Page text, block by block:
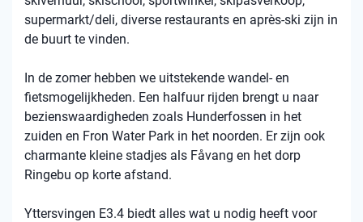
supermarkt/deli, diverse restaurants en après-ski zijn in
de buurt te vinden.
In de zomer hebben we uitstekende wandel- en
fietsmogelijkheden. Een halfuur rijden brengt u naar
bezienswaardigheden zoals Hunderfossen in het
zuiden en Fron Water Park in het noorden. Er zijn ook
charmante kleine stadjes als Fåvang en het dorp
Ringebu op korte afstand.
Yttersvingen E3.4 biedt alles wat u nodig heeft voor